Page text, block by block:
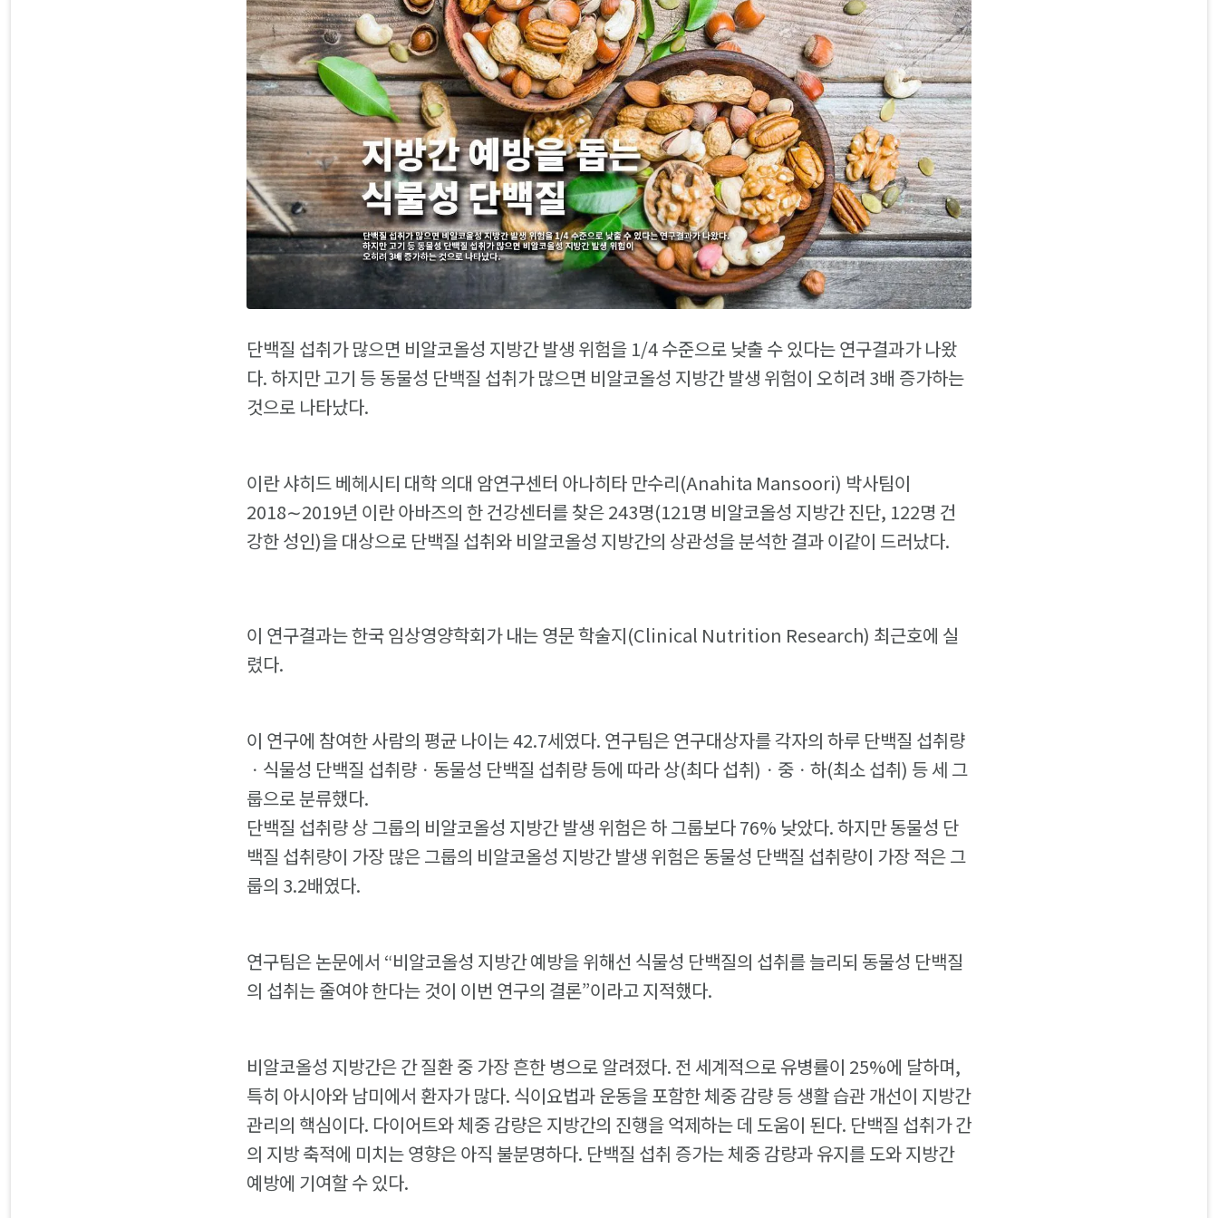
단백질 섭취가 많으면 비알코올성 지방간 발생 위험을 1/4 수준으로 낮출 수 있다는 연구결과가 나왔
다. 하지만 고기 등 동물성 단백질 섭취가 많으면 비알코올성 지방간 발생 위험이 오히려 3배 증가하는
것으로 나타났다.
이란 샤히드 베헤시티 대학 의대 암연구센터 아나히타 만수리(Anahita Mansoori) 박사팀이
2018∼2019년 이란 아바즈의 한 건강센터를 찾은 243명(121명 비알코올성 지방간 진단, 122명 건
강한 성인)을 대상으로 단백질 섭취와 비알코올성 지방간의 상관성을 분석한 결과 이같이 드러났다.
이 연구결과는 한국 임상영양학회가 내는 영문 학술지(Clinical Nutrition Research) 최근호에 실
렸다.
이 연구에 참여한 사람의 평균 나이는 42.7세였다. 연구팀은 연구대상자를 각자의 하루 단백질 섭취량
ㆍ식물성 단백질 섭취량ㆍ동물성 단백질 섭취량 등에 따라 상(최다 섭취)ㆍ중ㆍ하(최소 섭취) 등 세 그
룹으로 분류했다.
단백질 섭취량 상 그룹의 비알코올성 지방간 발생 위험은 하 그룹보다 76% 낮았다. 하지만 동물성 단
백질 섭취량이 가장 많은 그룹의 비알코올성 지방간 발생 위험은 동물성 단백질 섭취량이 가장 적은 그
룹의 3.2배였다.
연구팀은 논문에서 “비알코올성 지방간 예방을 위해선 식물성 단백질의 섭취를 늘리되 동물성 단백질
의 섭취는 줄여야 한다는 것이 이번 연구의 결론”이라고 지적했다.
비알코올성 지방간은 간 질환 중 가장 흔한 병으로 알려졌다. 전 세계적으로 유병률이 25%에 달하며,
특히 아시아와 남미에서 환자가 많다. 식이요법과 운동을 포함한 체중 감량 등 생활 습관 개선이 지방간
관리의 핵심이다. 다이어트와 체중 감량은 지방간의 진행을 억제하는 데 도움이 된다. 단백질 섭취가 간
의 지방 축적에 미치는 영향은 아직 불분명하다. 단백질 섭취 증가는 체중 감량과 유지를 도와 지방간
예방에 기여할 수 있다.